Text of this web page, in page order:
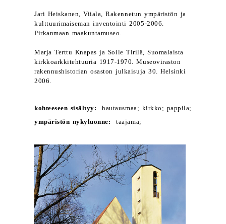
Jari Heiskanen, Viiala, Rakennetun ympäristön ja
kulttuurimaiseman inventointi 2005-2006.
Pirkanmaan maakuntamuseo.
Marja Terttu Knapas ja Soile Tirilä, Suomalaista
kirkkoarkkitehtuuria 1917-1970. Museoviraston
rakennushistorian osaston julkaisuja 30. Helsinki
2006.
kohteeseen sisältyy: hautausmaa; kirkko; pappila;
ympäristön nykyluonne: taajama;